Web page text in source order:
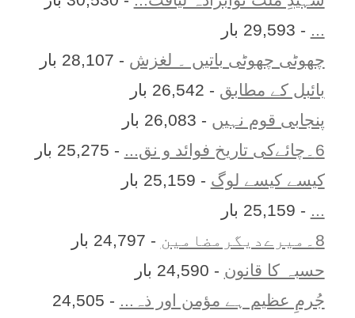
- 29,593 بار
چھوٹی چھوٹی باتیں ۔ لغزش - 28,107 بار
بائبل کے مطابق - 26,542 بار
پنجابی قوم نہیں - 26,083 بار
6۔چائےکی تاریخ فوائد و نق...
- 25,275 بار
کیسے کیسے لوگ - 25,159 بار
- 25,159 بار
8۔میرےدیگرمضامین
- 24,797 بار
حسبہ کا قانون - 24,590 بار
جُرمِ عظیم ہے مؤمن اور ذہ...
- 24,505